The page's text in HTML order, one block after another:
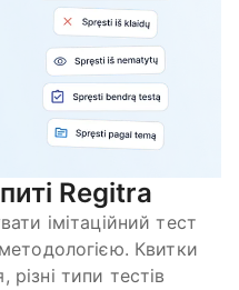
Regitra
імітаційний тест
Квитки
типи тестів